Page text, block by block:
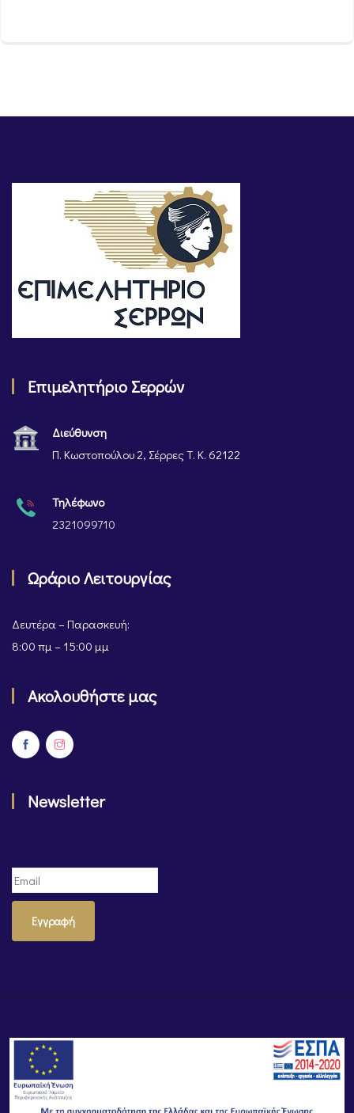
Επιμελητήριο Σερρών
Διεύθυνση
Π. Κωστοπούλου 2, Σέρρες Τ. Κ. 62122
Τηλέφωνο
2321099710
Ωράριο Λειτουργίας
Δευτέρα – Παρασκευή:
8:00 πμ – 15:00 μμ
Ακολουθήστε μας
Newsletter
Εγγραφή